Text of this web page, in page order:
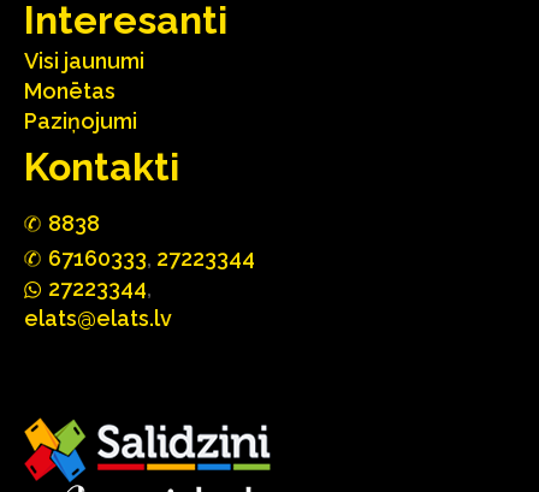
Interesanti
Visi jaunumi
Monētas
Paziņojumi
Kontakti
8838
67160333, 27223344
27223344,
elats@elats.lv